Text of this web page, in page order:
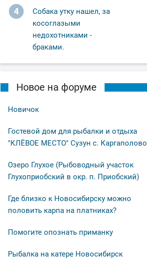
4
Собака утку нашел, за
косоглазыми
недохотниками -
браками.
Новое на форуме
Новичок
Гостевой дом для рыбалки и отдыха
"КЛЁВОЕ МЕСТО" Сузун с. Каргаполово
Озеро Глухое (Рыбоводный участок
Глухоприобский в окр. п. Приобский)
Где близко к Новосибирску можно
половить карпа на платниках?
Помогите опознать приманку
Рыбалка на катере Новосибирск